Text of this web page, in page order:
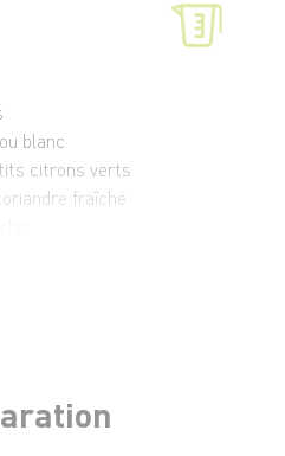
blanc
citrons verts
fraîche